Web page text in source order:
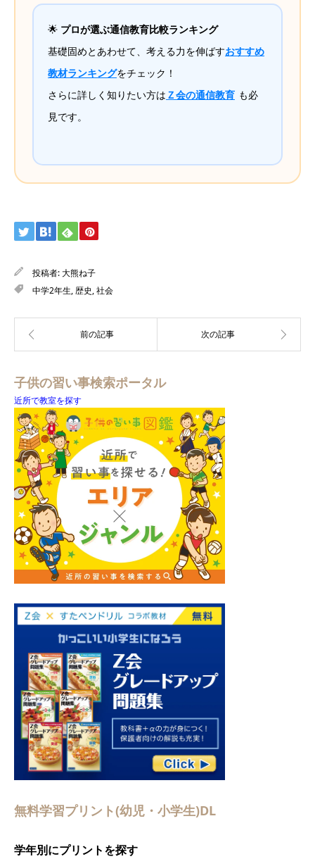
🌟 プロが選ぶ通信教育比較ランキング
基礎固めとあわせて、考える力を伸ばすおすすめ
教材ランキングをチェック！
さらに詳しく知りたい方は Ｚ会の通信教育 も必
見です。
投稿者:大熊ね子
中学2年生,歴史,社会
子供の習い事検索ポータル
近所で教室を探す
無料学習プリント(幼児・小学生)DL
学年別にプリントを探す